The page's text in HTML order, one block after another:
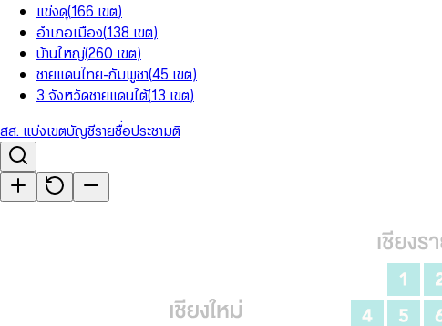
แข่งดุ(166 เขต)
อำเภอเมือง(138 เขต)
บ้านใหญ่(260 เขต)
ชายแดนไทย-กัมพูชา(45 เขต)
3 จังหวัดชายแดนใต้(13 เขต)
สส. แบ่งเขตบัญชีรายชื่อประชามติ